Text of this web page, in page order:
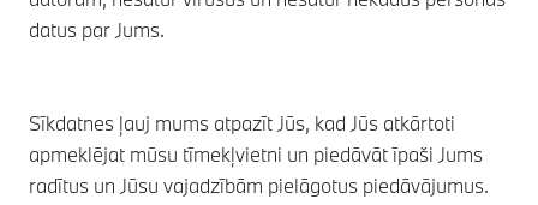
datus par Jums.
Sīkdatnes ļauj mums atpazīt Jūs, kad Jūs atkārtoti
apmeklējat mūsu tīmekļvietni un piedāvāt īpaši Jums
radītus un Jūsu vajadzībām pielāgotus piedāvājumus.